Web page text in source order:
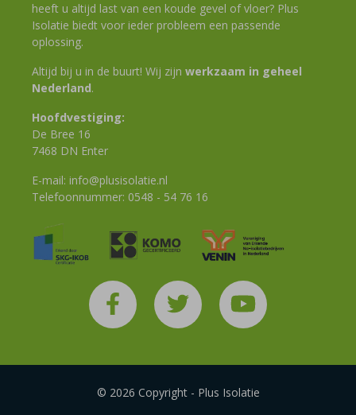
heeft u altijd last van een koude gevel of vloer? Plus
Isolatie biedt voor ieder probleem een passende
oplossing.
Altijd bij u in de buurt! Wij zijn werkzaam in geheel
Nederland.
Hoofdvestiging:
De Bree 16
7468 DN Enter
E-mail: info@plusisolatie.nl
Telefoonnummer: 0548 - 54 76 16
© 2026 Copyright - Plus Isolatie